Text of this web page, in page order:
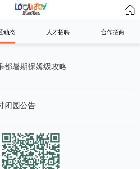
动态 人才招聘 合作招商
都暑期保姆级攻略
闭园公告